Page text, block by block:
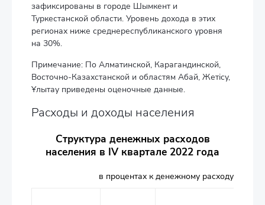
зафиксированы в городе Шымкент и
Туркестанской области. Уровень дохода в этих
регионах ниже среднереспубликанского уровня
на 30%.
Примечание: По Алматинской, Карагандинской,
Восточно-Казахстанской и областям Абай, Жетісу,
Ұлытау приведены оценочные данные.
Расходы и доходы населения
Структура денежных расходов
населения в IV квартале 2022 года
в процентах к денежному расходу